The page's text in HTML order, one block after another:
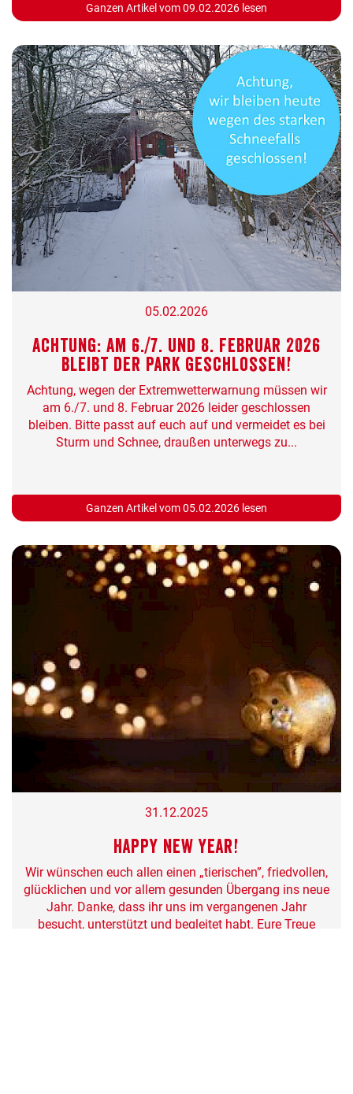
Ganzen Artikel vom 09.02.2026 lesen
05.02.2026
Achtung: Am 6./7. und 8. Februar 2026
bleibt der Park geschlossen!
Achtung, wegen der Extremwetterwarnung müssen wir
am 6./7. und 8. Februar 2026 leider geschlossen
bleiben. Bitte passt auf euch auf und vermeidet es bei
Sturm und Schnee, draußen unterwegs zu...
Ganzen Artikel vom 05.02.2026 lesen
31.12.2025
Happy New Year!
Wir wünschen euch allen einen „tierischen”, friedvollen,
glücklichen und vor allem gesunden Übergang ins neue
Jahr. Danke, dass ihr uns im vergangenen Jahr
besucht, unterstützt und begleitet habt. Eure Treue